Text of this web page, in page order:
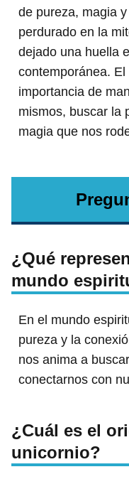
de pureza, magia
perdurado en la
dejado una huella
contemporánea.
importancia de
mismos, buscar la
magia que nos
¿Qué
mundo
En el mundo
pureza y la
nos anima a
conectarnos con
¿Cuál es el
unicornio?